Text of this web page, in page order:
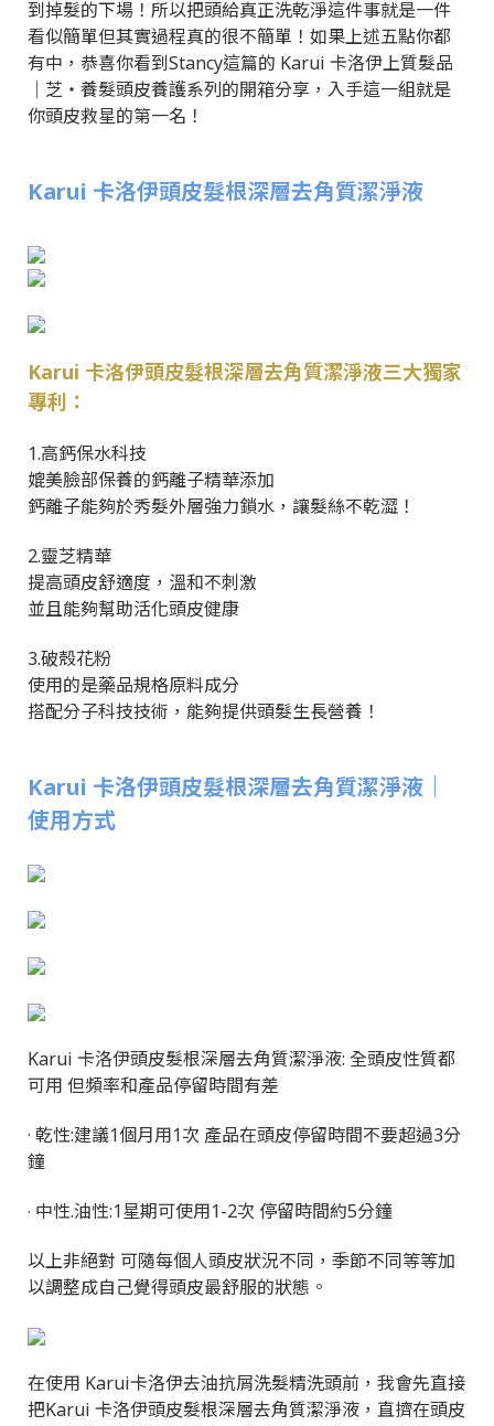
到掉髮的下場！所以把頭給真正洗乾淨這件事就是一件
看似簡單但其實過程真的很不簡單！如果上述五點你都
有中，恭喜你看到Stancy這篇的 Karui 卡洛伊上質髮品
｜芝‧養髮頭皮養護系列的開箱分享，入手這一組就是
你頭皮救星的第一名！
Karui 卡洛伊頭皮髮根深層去角質潔淨液
Karui 卡洛伊頭皮髮根深層去角質潔淨液三大獨家
專利：
1.高鈣保水科技
媲美臉部保養的鈣離子精華添加
鈣離子能夠於秀髮外層強力鎖水，讓髮絲不乾澀！
2.靈芝精華
提高頭皮舒適度，溫和不刺激
並且能夠幫助活化頭皮健康
3.破殼花粉
使用的是藥品規格原料成分
搭配分子科技技術，能夠提供頭髮生長營養！
Karui 卡洛伊頭皮髮根深層去角質潔淨液｜
使用方式
Karui 卡洛伊頭皮髮根深層去角質潔淨液: 全頭皮性質都
可用 但頻率和產品停留時間有差
· 乾性:建議1個月用1次 產品在頭皮停留時間不要超過3分
鐘
· 中性.油性:1星期可使用1-2次 停留時間約5分鐘
以上非絕對 可隨每個人頭皮狀況不同，季節不同等等加
以調整成自己覺得頭皮最舒服的狀態。
在使用 Karui卡洛伊去油抗屑洗髮精洗頭前，我會先直接
把Karui 卡洛伊頭皮髮根深層去角質潔淨液，直擠在頭皮